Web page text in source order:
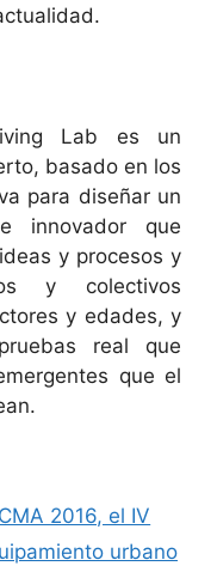
Lab es un
basado en los
para diseñar un
innovador que
y procesos y
y colectivos
y edades, y
real que
que el
2016, el IV
urbano